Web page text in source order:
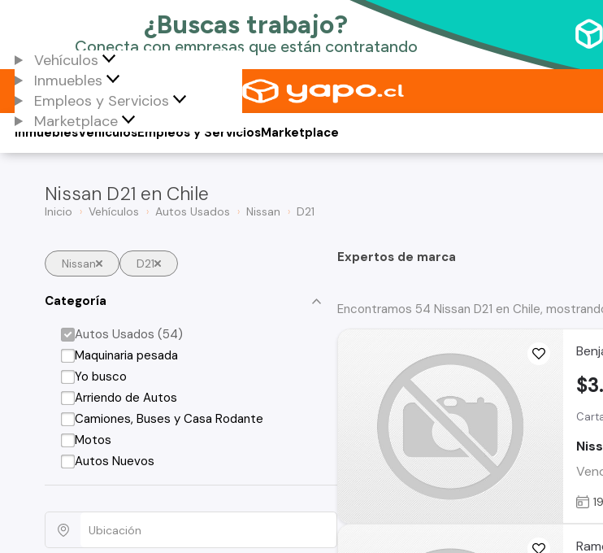
Vehículos
Inmuebles
Empleos y Servicios
Marketplace
Vehículos
Inmuebles Empleos y ServiciosMarketplace
Nissan D21 en Chile
Inicio Vehículos Autos Usados Nissan D21
Nissan D21
Categoría
Autos Usados (54)
Maquinaria pesada
Yo busco
Arriendo de Autos
Camiones, Buses y Casa Rodante
Motos
Autos Nuevos
Expertos de marca
Encontramos 54 Nissan D21 en Chile,